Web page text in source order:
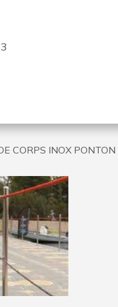
CORPS INOX PONTON